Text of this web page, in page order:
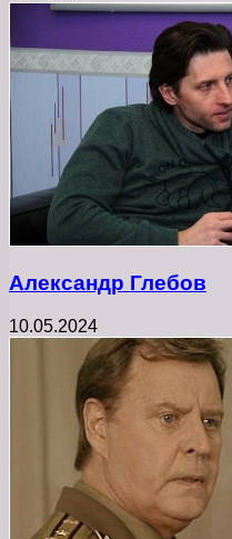
Александр Глебов
10.05.2024